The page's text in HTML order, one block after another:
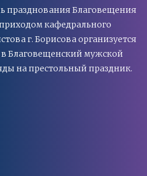
празднования Благовещения
кафедрального
г. Борисова организуется
Благовещенский мужской
на престольный праздник.